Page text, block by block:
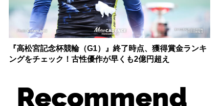
『高松宮記念杯競輪（G1）』終了時点、獲得賞金ランキ
ングをチェック！古性優作が早くも2億円超え
Recommend